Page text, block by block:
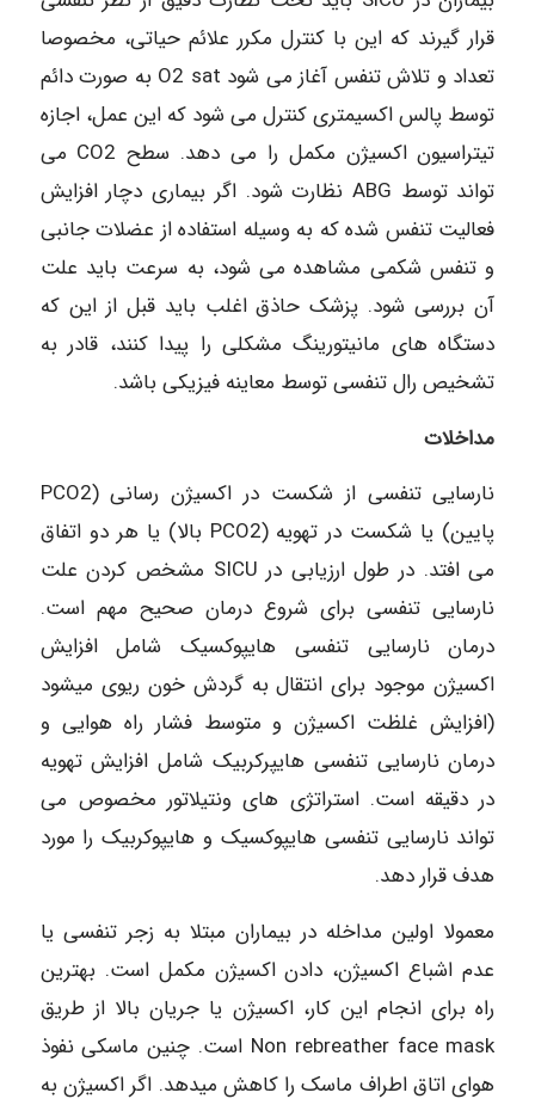
قرار گیرند که این با کنترل مکرر علائم حیاتی، مخصوصا
تعداد و تلاش تنفس آغاز می شود O2 sat به صورت دائم
توسط پالس اکسیمتری کنترل می شود که این عمل، اجازه
تیتراسیون اکسیژن مکمل را می دهد. سطح CO2 می
تواند توسط ABG نظارت شود. اگر بیماری دچار افزایش
فعالیت تنفس شده که به وسیله استفاده از عضلات جانبی
و تنفس شکمی مشاهده می شود، به سرعت باید علت
آن بررسی شود. پزشک حاذق اغلب باید قبل از این که
دستگاه های مانیتورینگ مشکلی را پیدا کنند، قادر به
تشخیص رال تنفسی توسط معاینه فیزیکی باشد.
مداخلات
نارسایی تنفسی از شکست در اکسیژن رسانی (PCO2
پایین) یا شکست در تهویه (PCO2 بالا) یا هر دو اتفاق
می افتد. در طول ارزیابی در SICU مشخص کردن علت
نارسایی تنفسی برای شروع درمان صحیح مهم است.
درمان نارسایی تنفسی هایپوکسیک شامل افزایش
اکسیژن موجود برای انتقال به گردش خون ریوی میشود
(افزایش غلظت اکسیژن و متوسط فشار راه هوایی و
درمان نارسایی تنفسی هایپرکربیک شامل افزایش تهویه
در دقیقه است. استراتژی های ونتیلاتور مخصوص می
تواند نارسایی تنفسی هایپوکسیک و هایپوکربیک را مورد
هدف قرار دهد.
معمولا اولین مداخله در بیماران مبتلا به زجر تنفسی یا
عدم اشباع اکسیژن، دادن اکسیژن مکمل است. بهترین
راه برای انجام این کار، اکسیژن یا جریان بالا از طریق
Non rebreather face mask است. چنین ماسکی نفوذ
هوای اتاق اطراف ماسک را کاهش میدهد. اگر اکسیژن به